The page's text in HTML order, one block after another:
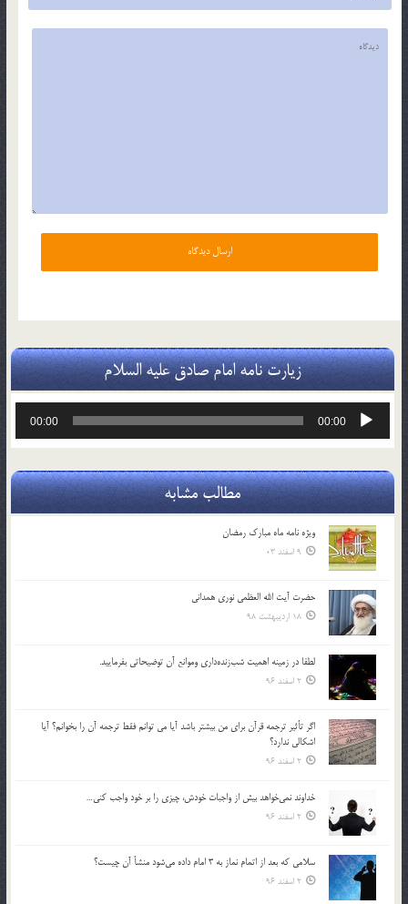
زیارت نامه امام صادق علیه السلام
پخش‌کننده
00:00
00:00
مطالب مشابه
ویژه نامه ماه مبارک رمضان
9 اسفند 03
حضرت آیت الله العظمی نوری همدانی
18 اردیبهشت 98
لطفا در زمينه اهميت شب‌زنده‌داري وموانع آن توضيحاتي بفرماييد.
2 اسفند 96
اگر تأثير ترجمه قرآن براي من بيشتر باشد آيا مي توانم فقط ترجمه آن را بخوانم؟ آيا
اشكالي ندارد؟
2 اسفند 96
خداوند نمي‌خواهد بيش از واجبات خودش، چيزي را بر خود واجب كني…
2 اسفند 96
سلامي كه بعد از اتمام نماز به 3 امام داده مي‌شود منشأ آن چيست؟
2 اسفند 96